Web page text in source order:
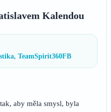
Kalendou
TeamSpirit360FB
aby měla smysl, byla